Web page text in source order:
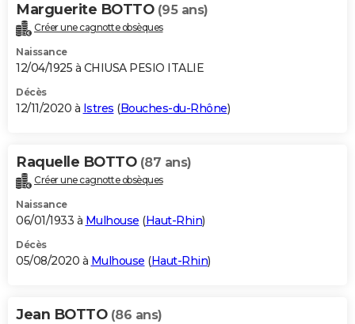
Marguerite BOTTO (95 ans)
Créer une cagnotte obsèques
Naissance
12/04/1925 à CHIUSA PESIO ITALIE
Décès
12/11/2020 à Istres (Bouches-du-Rhône)
Raquelle BOTTO (87 ans)
Créer une cagnotte obsèques
Naissance
06/01/1933 à Mulhouse (Haut-Rhin)
Décès
05/08/2020 à Mulhouse (Haut-Rhin)
Jean BOTTO (86 ans)